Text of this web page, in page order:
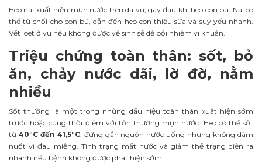
Heo nái xuất hiện mụn nước trên da vú, gây đau khi heo con bú. Nái có
thể từ chối cho con bú, dẫn đến heo con thiếu sữa và suy yếu nhanh.
Vết loét ở vú nếu không được vệ sinh sẽ dễ bội nhiễm vi khuẩn.
Triệu chứng toàn thân: sốt, bỏ
ăn, chảy nước dãi, lờ đờ, nằm
nhiều
Sốt thường là một trong những dấu hiệu toàn thân xuất hiện sớm
trước hoặc cùng thời điểm với tổn thương mụn nước. Heo có thể sốt
từ 40°C đến 41,5°C, đứng gần nguồn nước uống nhưng không dám
nuốt vì đau miệng. Tình trạng mất nước và giảm thể trạng diễn ra
nhanh nếu bệnh không được phát hiện sớm.